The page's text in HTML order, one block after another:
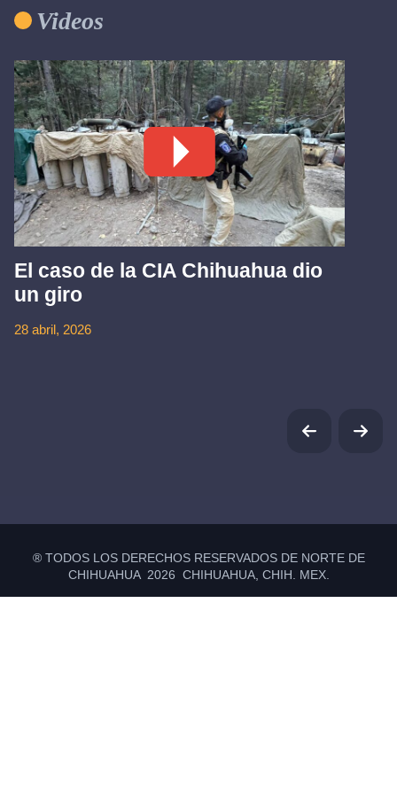
Videos
El caso de la CIA Chihuahua dio
un giro
28 abril, 2026
® TODOS LOS DERECHOS RESERVADOS DE NORTE DE
CHIHUAHUA 2026 CHIHUAHUA, CHIH. MEX.